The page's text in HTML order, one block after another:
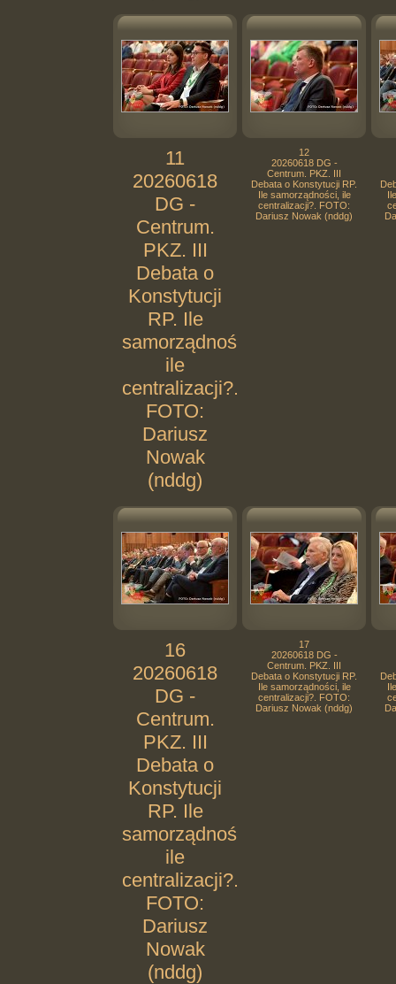
11
20260618
DG -
Centrum.
PKZ. III
Debata o
Konstytucji
RP. Ile
samorządności,
ile
centralizacji?.
FOTO:
Dariusz
Nowak
(nddg)
12
20260618 DG -
Centrum. PKZ. III
Debata o Konstytucji RP.
Ile samorządności, ile
centralizacji?. FOTO:
Dariusz Nowak (nddg)
16
20260618
DG -
Centrum.
PKZ. III
Debata o
Konstytucji
RP. Ile
samorządności,
ile
centralizacji?.
FOTO:
Dariusz
Nowak
(nddg)
17
20260618 DG -
Centrum. PKZ. III
Debata o Konstytucji RP.
Ile samorządności, ile
centralizacji?. FOTO:
Dariusz Nowak (nddg)